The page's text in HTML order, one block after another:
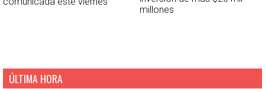
millones
ÚLTIMA HORA